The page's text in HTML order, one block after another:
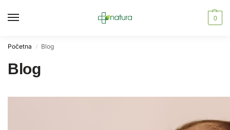
0
Početna / Blog
Blog